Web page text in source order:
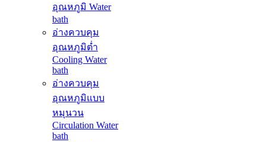
อุณหภูมิ Water
bath
อ่างควบคุม
อุณหภูมิต่ำ
Cooling Water
bath
อ่างควบคุม
อุณหภูมิแบบ
หมุนวน
Circulation Water
bath